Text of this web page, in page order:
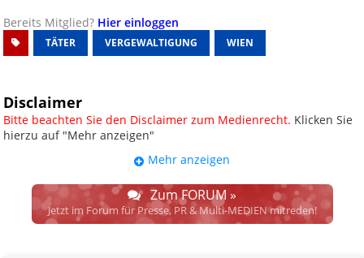
Bereits Mitglied? Hier einloggen
TÄTER VERGEWALTIGUNG WIEN
Disclaimer
Bitte beachten Sie den Disclaimer zum Medienrecht. Klicken Sie
hierzu auf "Mehr anzeigen"
UPDATE: § 17 ECG seit 16.02.2024
weggefallen.
Wir lassen den Disclaimertext dennoch so stehen, bis sich die
Justiz im klaren ist, wodurch dieser und etliche weitere, damit
Mehr anzeigen
Zum FORUM »
Jetzt im Forum für Presse, PR & Multi-MEDIEN mitreden!